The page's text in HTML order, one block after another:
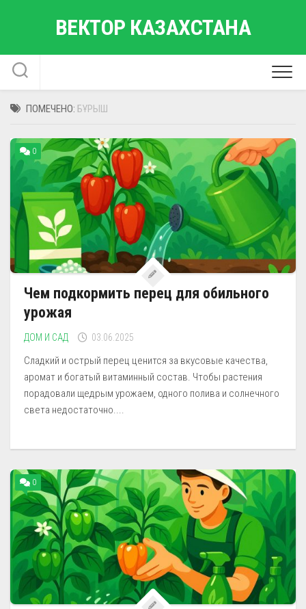
ВЕКТОР КАЗАХСТАНА
ПОМЕЧЕНО: БҰРЫШ
0
Чем подкормить перец для обильного
урожая
ДОМ И САД 03.06.2025
Сладкий и острый перец ценится за вкусовые качества,
аромат и богатый витаминный состав. Чтобы растения
порадовали щедрым урожаем, одного полива и солнечного
света недостаточно....
0